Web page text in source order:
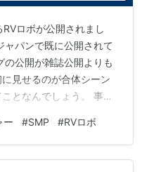
ロボが公開されまし
ャパンで既に公開されて
の公開が雑誌公開よりも
見せるのが合体シーン
となんでしょう。 事実
るようで。 このために
ているのね。そしてDX
ックもある。 人によっ
ー #SMP #RVロボ